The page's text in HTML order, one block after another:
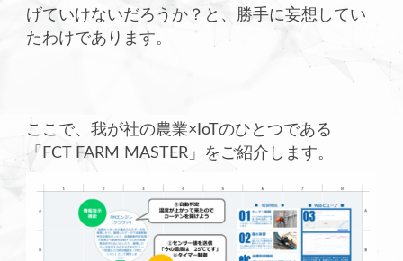
げていけないだろうか？と、勝手に妄想してい
たわけであります。
ここで、我が社の農業×IoTのひとつである
「FCT FARM MASTER」をご紹介します。